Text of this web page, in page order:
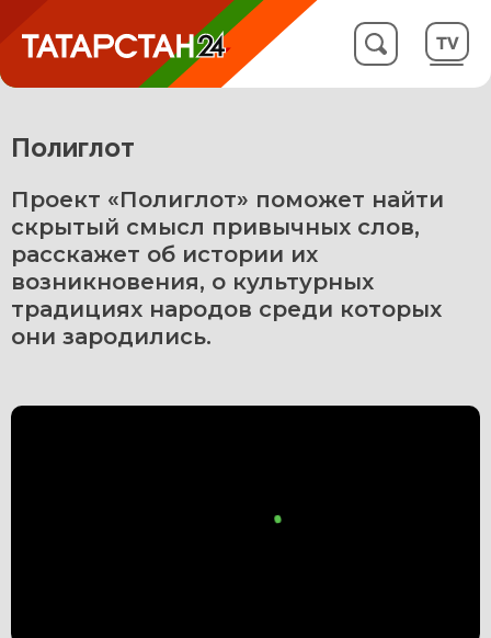
Полиглот
Проект «Полиглот» поможет найти
скрытый смысл привычных слов,
расскажет об истории их
возникновения, о культурных
традициях народов среди которых
они зародились.
"ПОЛИГЛОТ 335 Тартма от